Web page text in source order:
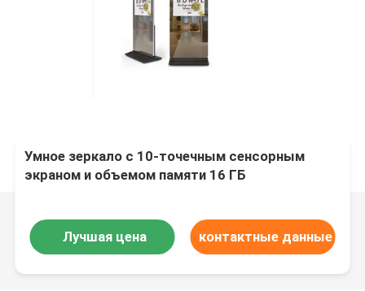
Умное зеркало с 10-точечным сенсорным
экраном и объемом памяти 16 ГБ
Лучшая цена контактные данные